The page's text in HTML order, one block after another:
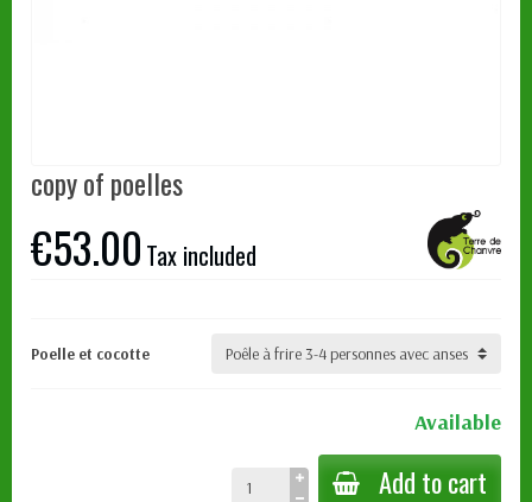
copy of poelles
€53.00 Tax included
Poelle et cocotte
Available
Add to cart